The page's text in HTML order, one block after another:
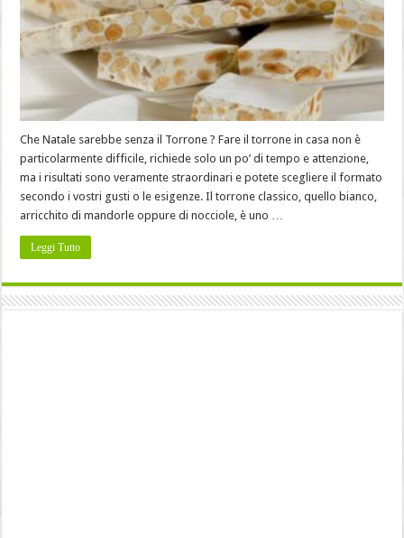
Che Natale sarebbe senza il Torrone ? Fare il torrone in casa non è
particolarmente difficile, richiede solo un po’ di tempo e attenzione,
ma i risultati sono veramente straordinari e potete scegliere il formato
secondo i vostri gusti o le esigenze. Il torrone classico, quello bianco,
arricchito di mandorle oppure di nocciole, è uno …
Leggi Tutto